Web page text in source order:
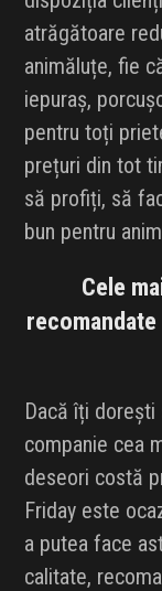
atrăgătoare
animăluțe, fie
iepuraș,
pentru toți
prețuri din tot
să profiți, să
bun pentru
Cele
Dacă îți
companie cea
deseori costă
Friday este
a putea face
calitate,